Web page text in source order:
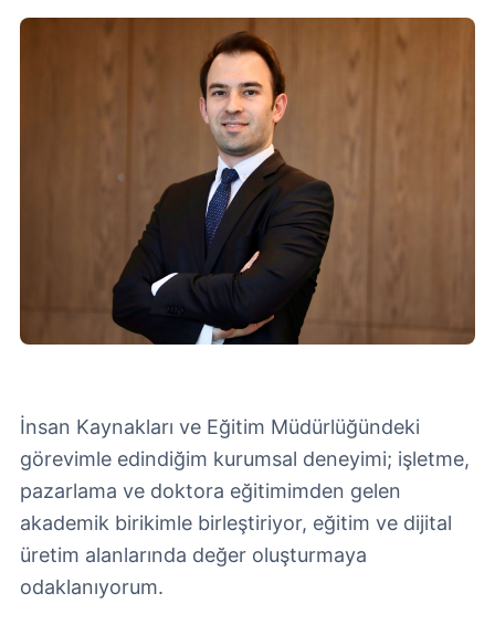
İnsan Kaynakları ve Eğitim Müdürlüğündeki
görevimle edindiğim kurumsal deneyimi; işletme,
pazarlama ve doktora eğitimimden gelen
akademik birikimle birleştiriyor, eğitim ve dijital
üretim alanlarında değer oluşturmaya
odaklanıyorum.